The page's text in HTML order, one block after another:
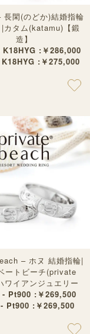
閑(のどか)結婚指輪
|カタム(katamu)【鍛
造】
:￥286,000
:￥275,000
– ホヌ 結婚指輪|
ートビーチ(private
ワイアンジュエリー
Pt900 :￥269,500
Pt900 :￥269,500